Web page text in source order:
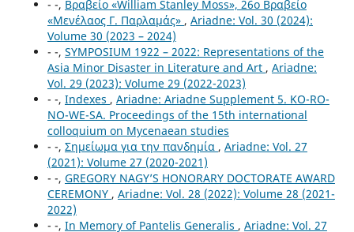
- -, Βραβείο «William Stanley Moss», 26o Βραβείο
«Μενέλαος Γ. Παρλαμάς» , Ariadne: Vol. 30 (2024):
Volume 30 (2023 – 2024)
- -, SYMPOSIUM 1922 – 2022: Representations of the
Asia Minor Disaster in Literature and Art , Ariadne:
Vol. 29 (2023): Volume 29 (2022-2023)
- -, Indexes , Ariadne: Ariadne Supplement 5. KO-RO-
NO-WE-SA. Proceedings of the 15th international
colloquium on Mycenaean studies
- -, Σημείωμα για την πανδημία , Ariadne: Vol. 27
(2021): Volume 27 (2020-2021)
- -, GREGORY NAGY’S HONORARY DOCTORATE AWARD
CEREMONY , Ariadne: Vol. 28 (2022): Volume 28 (2021-
2022)
- -, In Memory of Pantelis Generalis , Ariadne: Vol. 27